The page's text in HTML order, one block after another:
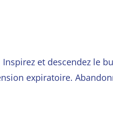
et descendez le
expiratoire.